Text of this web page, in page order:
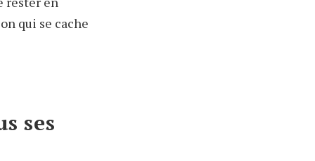
qui se cache
ses